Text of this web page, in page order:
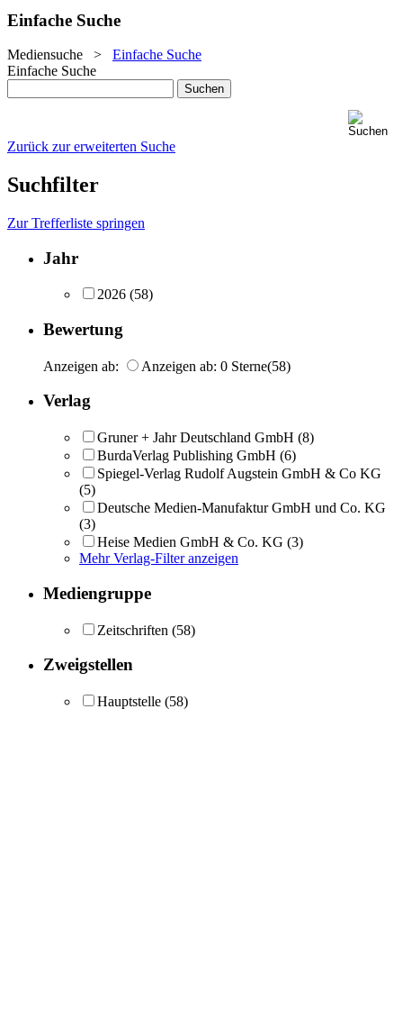
Einfache Suche
Mediensuche > Einfache Suche
Einfache Suche
Zurück zur erweiterten Suche
Suchfilter
Zur Trefferliste springen
Jahr
2026 (58)
Bewertung
Anzeigen ab: Anzeigen ab: 0 Sterne(58)
Verlag
Gruner + Jahr Deutschland GmbH (8)
BurdaVerlag Publishing GmbH (6)
Spiegel-Verlag Rudolf Augstein GmbH & Co KG
(5)
Deutsche Medien-Manufaktur GmbH und Co. KG
(3)
Heise Medien GmbH & Co. KG (3)
Mehr Verlag-Filter anzeigen
Mediengruppe
Zeitschriften (58)
Zweigstellen
Hauptstelle (58)